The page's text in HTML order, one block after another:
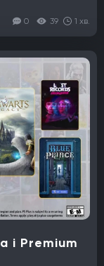
0 39 1 хв.
і Premium